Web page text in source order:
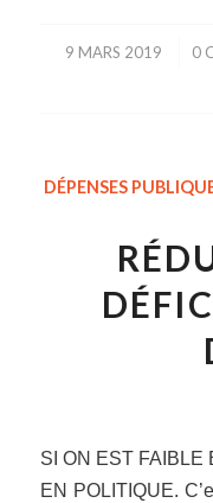
9 MARS 2019
/ 0
DÉPENSES
SI ON EST FAIBLE
EN POLITIQUE.